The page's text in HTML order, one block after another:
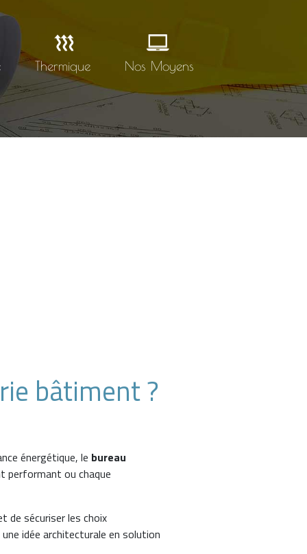
Thermique Nos Moyens
bâtiment ?
énergétique, le bureau
performant ou chaque
de sécuriser les choix
idée architecturale en solution